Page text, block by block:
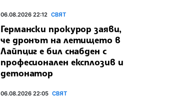
06.08.2026 22:12 СВЯТ
Германски прокурор заяви,
че дронът на летището в
Лайпциг е бил снабден с
професионален експлозив и
детонатор
06.08.2026 22:05 СВЯТ